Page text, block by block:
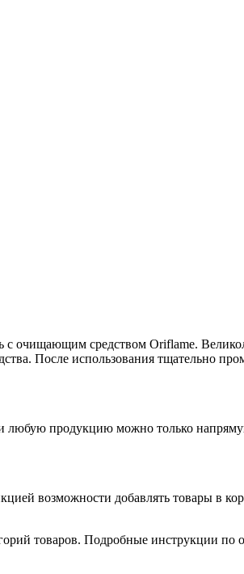
с очищающим средством Oriflame.
После использования тщательно
любую продукцию можно только
возможности добавлять товары в
товаров. Подробные инструкции по